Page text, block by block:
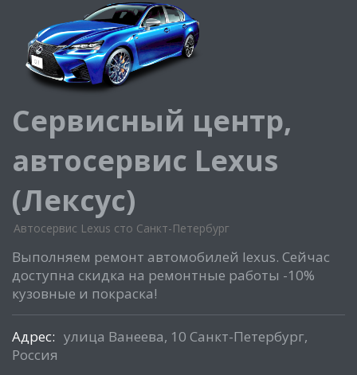
Сервисный центр,
автосервис Lexus
(Лексус)
Автосервис Lexus сто Санкт-Петербург
Выполняем ремонт автомобилей lexus. Сейчас
доступна скидка на ремонтные работы -10%
кузовные и покраска!
Адрес: улица Ванеева, 10 Санкт-Петербург,
Россия